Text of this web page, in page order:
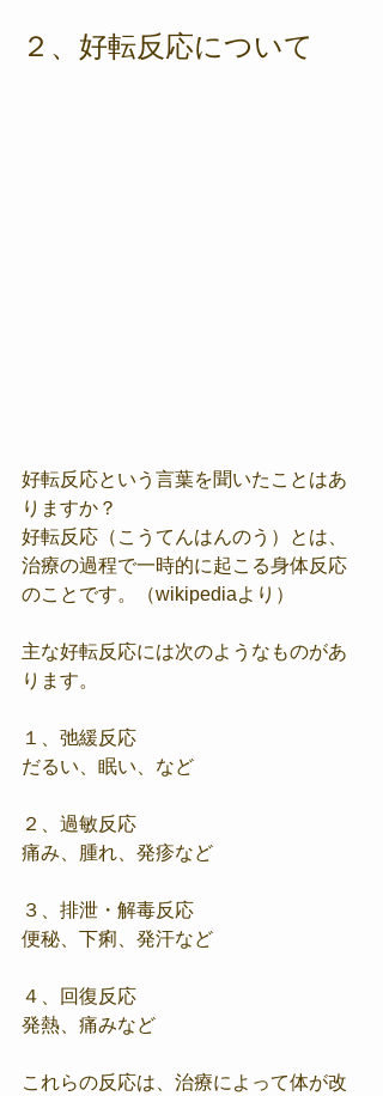
２、好転反応について
好転反応という言葉を聞いたことはあ
りますか？
好転反応（こうてんはんのう）とは、
治療の過程で一時的に起こる身体反応
のことです。（wikipediaより）
主な好転反応には次のようなものがあ
ります。
１、弛緩反応
だるい、眠い、など
２、過敏反応
痛み、腫れ、発疹など
３、排泄・解毒反応
便秘、下痢、発汗など
４、回復反応
発熱、痛みなど
これらの反応は、治療によって体が改